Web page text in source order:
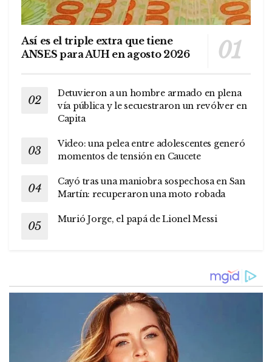
Así es el triple extra que tiene
ANSES para AUH en agosto 2026
Detuvieron a un hombre armado en plena
vía pública y le secuestraron un revólver en
Capita
Video: una pelea entre adolescentes generó
momentos de tensión en Caucete
Cayó tras una maniobra sospechosa en San
Martín: recuperaron una moto robada
Murió Jorge, el papá de Lionel Messi